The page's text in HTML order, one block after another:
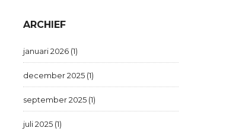
ARCHIEF
januari 2026 (1)
december 2025 (1)
september 2025 (1)
juli 2025 (1)